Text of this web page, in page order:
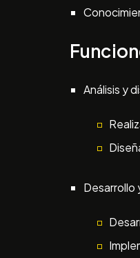
Análisis y
Desarrollo